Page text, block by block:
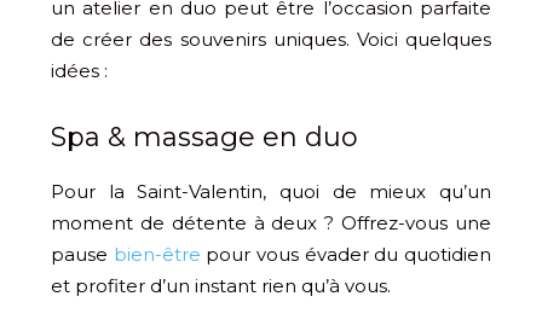
un atelier en duo peut être l’occasion parfaite
de créer des souvenirs uniques. Voici quelques
idées :
Spa & massage en duo
Pour la Saint-Valentin, quoi de mieux qu’un
moment de détente à deux ? Offrez-vous une
pause bien-être pour vous évader du quotidien
et profiter d’un instant rien qu’à vous.